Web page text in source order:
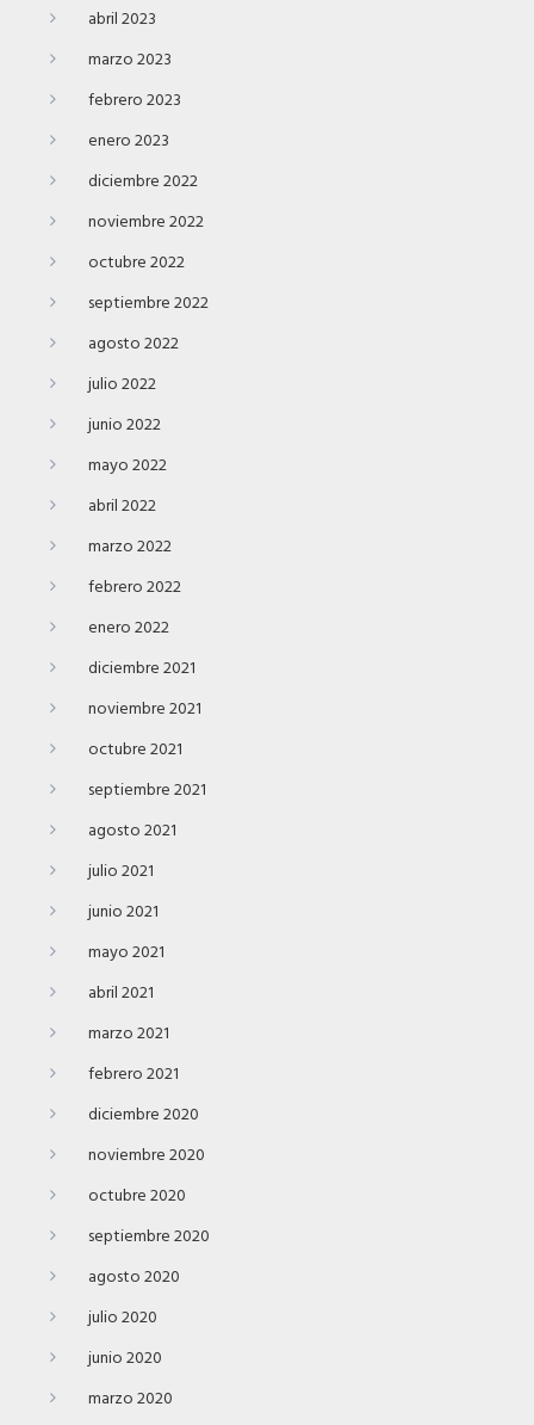
abril 2023
marzo 2023
febrero 2023
enero 2023
diciembre 2022
noviembre 2022
octubre 2022
septiembre 2022
agosto 2022
julio 2022
junio 2022
mayo 2022
abril 2022
marzo 2022
febrero 2022
enero 2022
diciembre 2021
noviembre 2021
octubre 2021
septiembre 2021
agosto 2021
julio 2021
junio 2021
mayo 2021
abril 2021
marzo 2021
febrero 2021
diciembre 2020
noviembre 2020
octubre 2020
septiembre 2020
agosto 2020
julio 2020
junio 2020
marzo 2020